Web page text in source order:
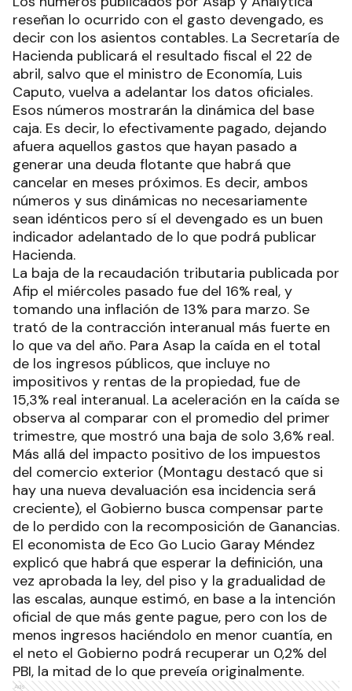
reseñan lo ocurrido con el gasto devengado, es
decir con los asientos contables. La Secretaría de
Hacienda publicará el resultado fiscal el 22 de
abril, salvo que el ministro de Economía, Luis
Caputo, vuelva a adelantar los datos oficiales.
Esos números mostrarán la dinámica del base
caja. Es decir, lo efectivamente pagado, dejando
afuera aquellos gastos que hayan pasado a
generar una deuda flotante que habrá que
cancelar en meses próximos. Es decir, ambos
números y sus dinámicas no necesariamente
sean idénticos pero sí el devengado es un buen
indicador adelantado de lo que podrá publicar
Hacienda.
La baja de la recaudación tributaria publicada por
Afip el miércoles pasado fue del 16% real, y
tomando una inflación de 13% para marzo. Se
trató de la contracción interanual más fuerte en
lo que va del año. Para Asap la caída en el total
de los ingresos públicos, que incluye no
impositivos y rentas de la propiedad, fue de
15,3% real interanual. La aceleración en la caída se
observa al comparar con el promedio del primer
trimestre, que mostró una baja de solo 3,6% real.
Más allá del impacto positivo de los impuestos
del comercio exterior (Montagu destacó que si
hay una nueva devaluación esa incidencia será
creciente), el Gobierno busca compensar parte
de lo perdido con la recomposición de Ganancias.
El economista de Eco Go Lucio Garay Méndez
explicó que habrá que esperar la definición, una
vez aprobada la ley, del piso y la gradualidad de
las escalas, aunque estimó, en base a la intención
oficial de que más gente pague, pero con los de
menos ingresos haciéndolo en menor cuantía, en
el neto el Gobierno podrá recuperar un 0,2% del
PBI, la mitad de lo que preveía originalmente.
Ads